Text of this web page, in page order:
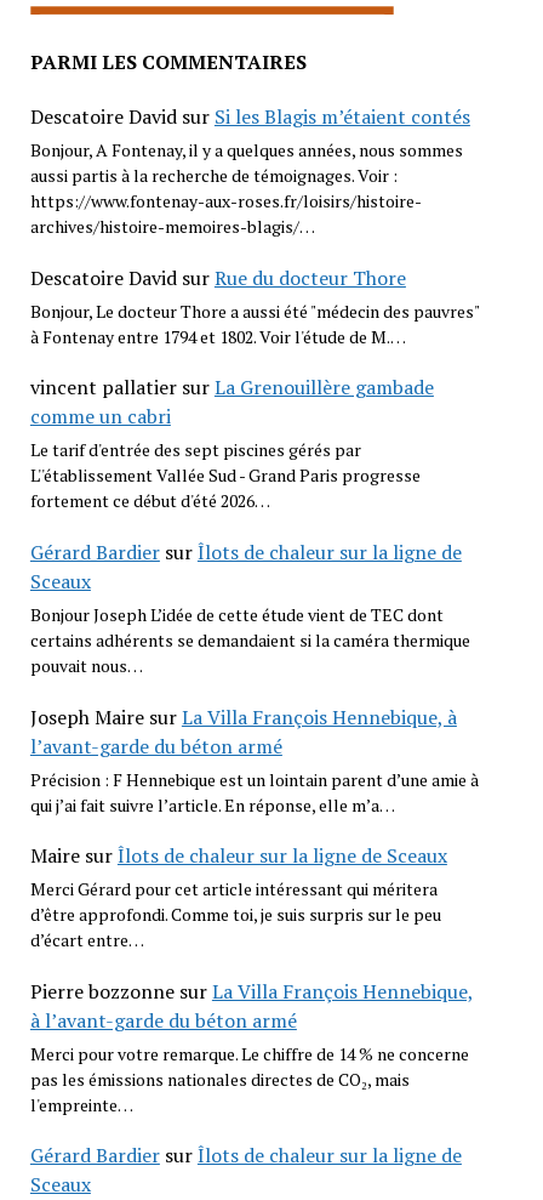
PARMI LES COMMENTAIRES
Descatoire Davidsur Si les Blagis m’étaient contés
Bonjour, A Fontenay, il y a quelques années, nous sommes
aussi partis à la recherche de témoignages. Voir :
https://www.fontenay-aux-roses.fr/loisirs/histoire-
archives/histoire-memoires-blagis/…
Descatoire DavidsurRue du docteur Thore
Bonjour, Le docteur Thore a aussi été "médecin des pauvres"
à Fontenay entre 1794 et 1802. Voir l'étude de M.…
vincent pallatiersurLa Grenouillère gambade
comme un cabri
Le tarif d'entrée des sept piscines gérés par
L''établissement Vallée Sud - Grand Paris progresse
fortement ce début d'été 2026…
Gérard BardiersurÎlots de chaleur sur la ligne de
Sceaux
Bonjour Joseph L’idée de cette étude vient de TEC dont
certains adhérents se demandaient si la caméra thermique
pouvait nous…
Joseph MairesurLa Villa François Hennebique, à
l’avant-garde du béton armé
Précision : F Hennebique est un lointain parent d’une amie à
qui j’ai fait suivre l’article. En réponse, elle m’a…
MairesurÎlots de chaleur sur la ligne de Sceaux
Merci Gérard pour cet article intéressant qui méritera
d’être approfondi. Comme toi, je suis surpris sur le peu
d’écart entre…
Pierre bozzonnesurLa Villa François Hennebique,
à l’avant-garde du béton armé
Merci pour votre remarque. Le chiffre de 14 % ne concerne
pas les émissions nationales directes de CO₂, mais
l'empreinte…
Gérard BardiersurÎlots de chaleur sur la ligne de
Sceaux